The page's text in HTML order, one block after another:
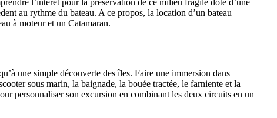
au rythme du bateau. A ce propos, la location d’un bateau
à moteur et un Catamaran.
une simple découverte des îles. Faire une immersion dans
sous marin, la baignade, la bouée tractée, le farniente et la
personnaliser son excursion en combinant les deux circuits en un